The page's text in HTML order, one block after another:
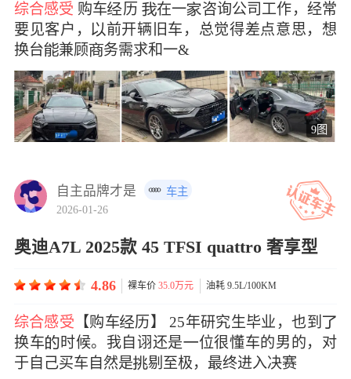
综合感受 购车历 在一咨询公司工作，经常
要见客户，前开辆旧车，总觉得差点意思，想
换台兼顾务需求和一&
9图
自主品牌才是
车主
2026-01-26
奥迪A7L 2025款 45 TFSI quattro 奢享型
4.86 裸车价35.0万元 油耗 9.5L/100KM
综合感受 【购车历】 25年研究生毕业，也到
换车时候。我自诩还是位很懂车的男的，对
于自己买车自然是剔至极，最终进入决赛